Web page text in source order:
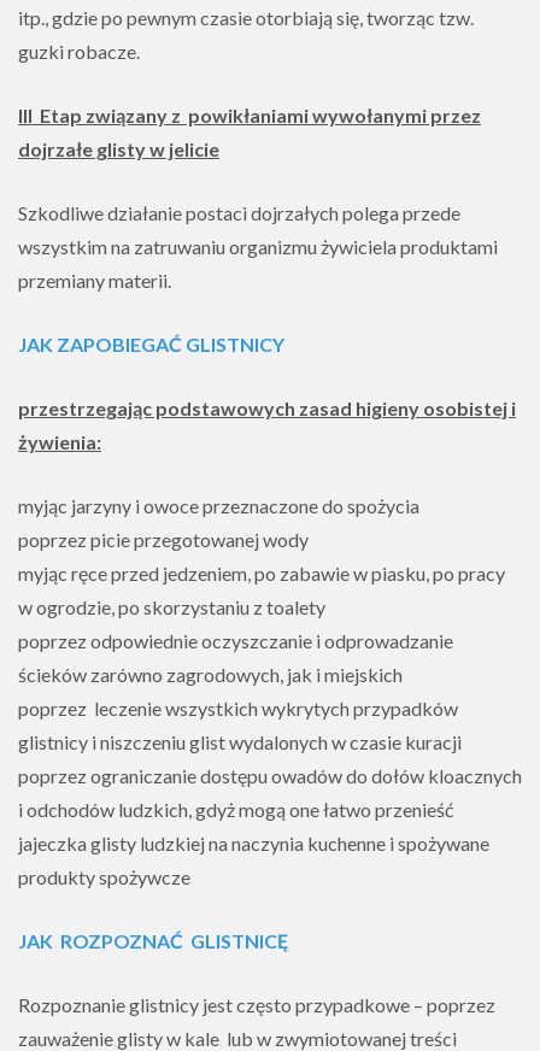
itp., gdzie po pewnym czasie otorbiają się, tworząc tzw.
guzki robacze.
III Etap związany z powikłaniami wywołanymi przez
dojrzałe glisty w jelicie
Szkodliwe działanie postaci dojrzałych polega przede
wszystkim na zatruwaniu organizmu żywiciela produktami
przemiany materii.
JAK ZAPOBIEGAĆ GLISTNICY
przestrzegając podstawowych zasad higieny osobistej i
żywienia:
myjąc jarzyny i owoce przeznaczone do spożycia
poprzez picie przegotowanej wody
myjąc ręce przed jedzeniem, po zabawie w piasku, po pracy
w ogrodzie, po skorzystaniu z toalety
poprzez odpowiednie oczyszczanie i odprowadzanie
ścieków zarówno zagrodowych, jak i miejskich
poprzez leczenie wszystkich wykrytych przypadków
glistnicy i niszczeniu glist wydalonych w czasie kuracji
poprzez ograniczanie dostępu owadów do dołów kloacznych
i odchodów ludzkich, gdyż mogą one łatwo przenieść
jajeczka glisty ludzkiej na naczynia kuchenne i spożywane
produkty spożywcze
JAK ROZPOZNAĆ GLISTNICĘ
Rozpoznanie glistnicy jest często przypadkowe – poprzez
zauważenie glisty w kale lub w zwymiotowanej treści